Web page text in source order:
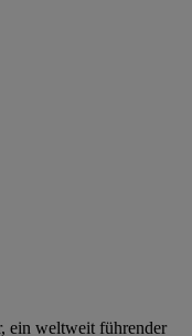
ein weltweit führender